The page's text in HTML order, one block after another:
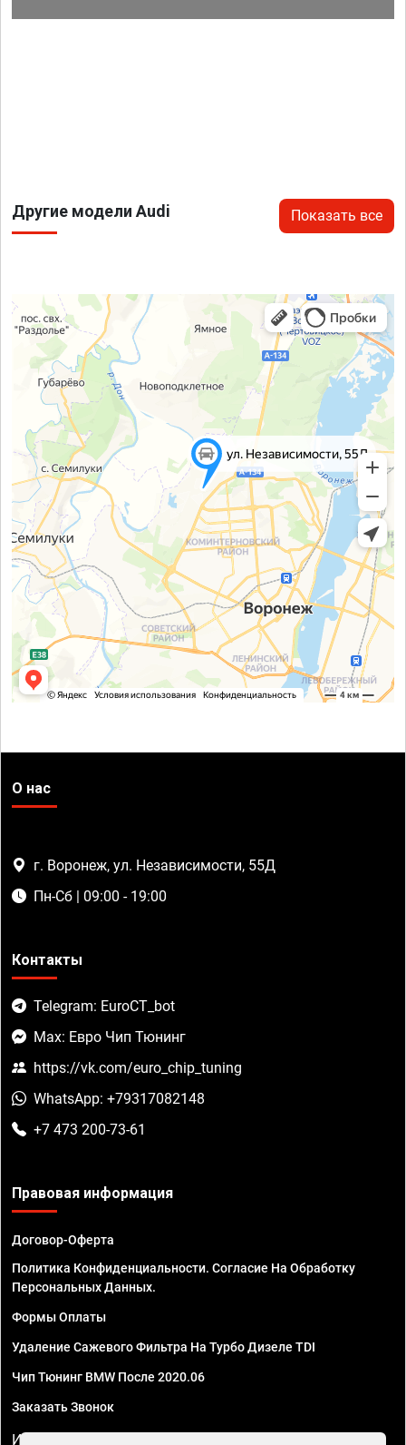
Другие модели Audi Показать все
О нас
г. Воронеж, ул. Независимости, 55Д
Пн-Сб | 09:00 - 19:00
Контакты
Telegram: EuroCT_bot
Max: Евро Чип Тюнинг
https://vk.com/euro_chip_tuning
WhatsApp: +79317082148
+7 473 200-73-61
Правовая информация
Договор-Оферта
Политика Конфиденциальности. Согласие На Обработку
Персональных Данных.
Формы Оплаты
Удаление Сажевого Фильтра На Турбо Дизеле TDI
Чип Тюнинг BMW После 2020.06
Заказать Звонок
ИП Смирнов Георгий Павлович. ИНН 781302555843,